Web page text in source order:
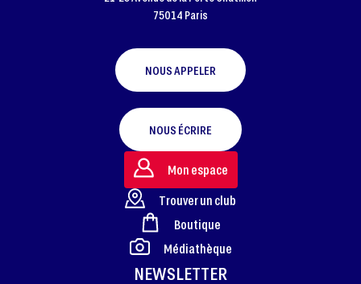
FOOTER
75014 Paris
NOUS APPELER
NOUS ÉCRIRE
NEWSLETTER
Mon espace
Trouver un club
Boutique
Médiathèque